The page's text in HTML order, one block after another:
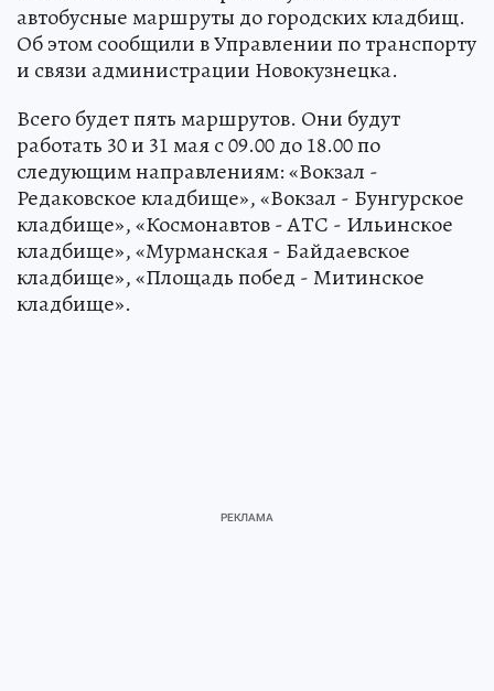
автобусные маршруты до городских кладбищ.
Об этом сообщили в Управлении по транспорту
и связи администрации Новокузнецка.
Всего будет пять маршрутов. Они будут
работать 30 и 31 мая с 09.00 до 18.00 по
следующим направлениям: «Вокзал -
Редаковское кладбище», «Вокзал - Бунгурское
кладбище», «Космонавтов - АТС - Ильинское
кладбище», «Мурманская - Байдаевское
кладбище», «Площадь побед - Митинское
кладбище».